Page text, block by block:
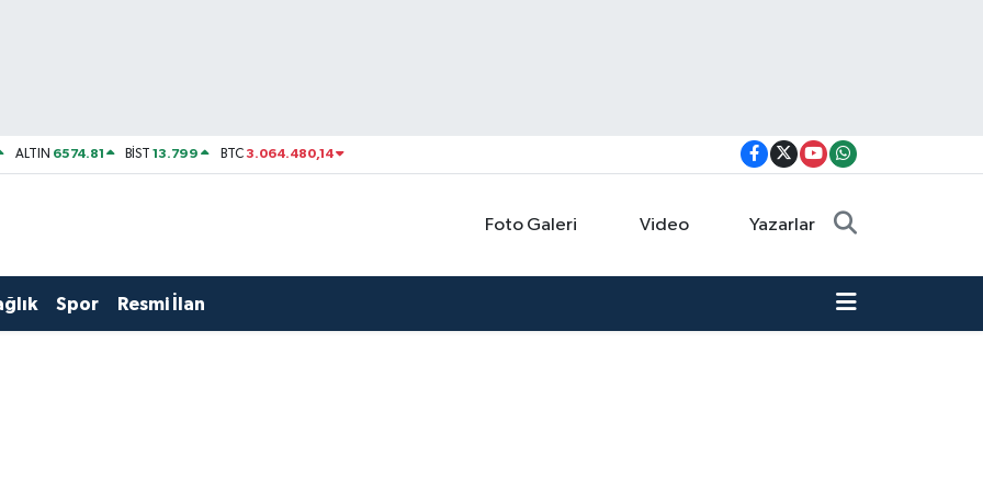
ALTIN 6574.81 BİST13.799 BTC3.064.480,14
Foto Galeri Video Yazarlar
Spor Resmi İlan